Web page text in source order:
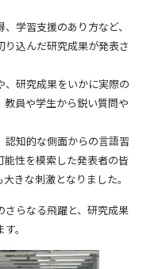
学習支援のあり方など、
込んだ研究成果が発表さ
研究成果をいかに実際の
員や学生から鋭い質問や
知的な側面からの言語習
性を模索した発表者の皆
きな刺激となりました。
らなる飛躍と、研究成果
。